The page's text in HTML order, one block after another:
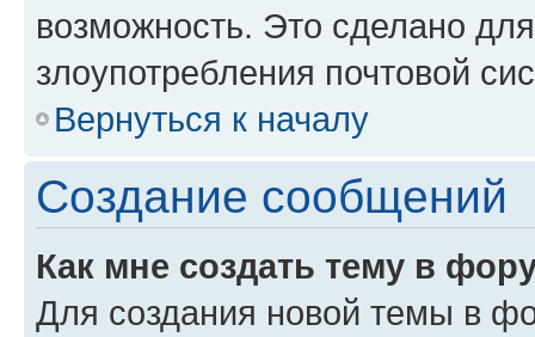
возможность. Это сделано
злоупотребления почтовой
Вернуться к началу
Создание сообщений
Как мне создать тему в
Для создания новой темы в